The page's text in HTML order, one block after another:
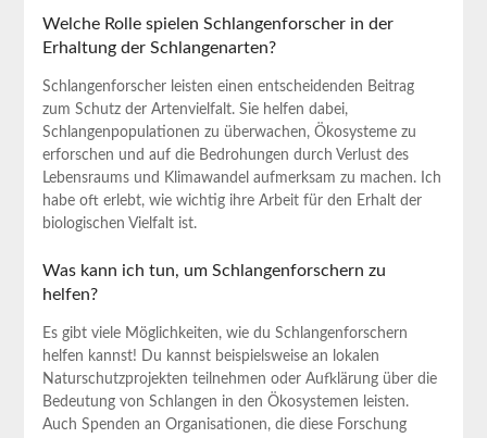
Welche Rolle spielen Schlangenforscher in der
Erhaltung der Schlangenarten?
Schlangenforscher leisten einen entscheidenden Beitrag
zum Schutz ⁢der Artenvielfalt. Sie helfen dabei,
Schlangenpopulationen ​zu überwachen, Ökosysteme zu
erforschen und auf die Bedrohungen durch ⁤Verlust des
Lebensraums und⁤ Klimawandel​ aufmerksam⁣ zu ⁣machen. Ich
⁣habe oft erlebt, ‍wie wichtig ⁢ihre Arbeit⁤ für den Erhalt der
biologischen Vielfalt‍ ist.
Was kann ich tun, um Schlangenforschern zu
⁢helfen?
Es gibt viele Möglichkeiten, ​wie du ⁢Schlangenforschern
helfen kannst! Du‍ kannst beispielsweise ​an lokalen
Naturschutzprojekten teilnehmen ⁢oder ⁣Aufklärung über die
⁢Bedeutung von Schlangen in den Ökosystemen leisten.
Auch ⁤Spenden an Organisationen, die diese Forschung